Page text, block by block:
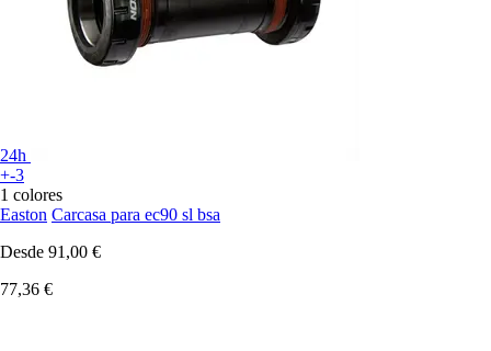
24h
+-3
1 colores
Easton Carcasa para ec90 sl bsa
Desde 91,00 €
77,36 €